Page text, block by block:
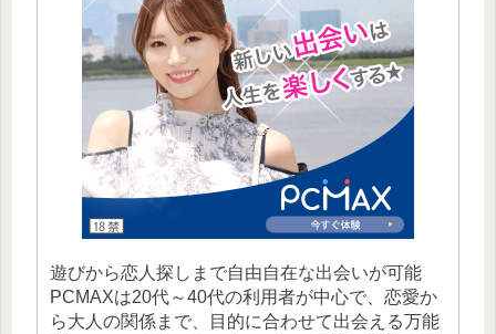
遊びから恋人探しまで自由自在な出会いが可能
PCMAXは20代～40代の利用者が中心で、恋愛か
ら大人の関係まで、目的に合わせて出会える万能